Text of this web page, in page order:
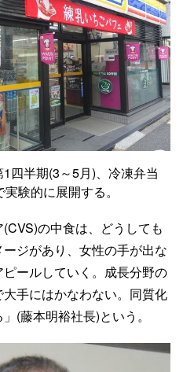
四半期(3～5月)、冷凍弁当
験的に展開する。
(CVS)の中食は、どうしても
ジがあり、女性の手が出な
ールしていく。成長分野の
手にはかなわない。同質化
(藤本明裕社長)という。